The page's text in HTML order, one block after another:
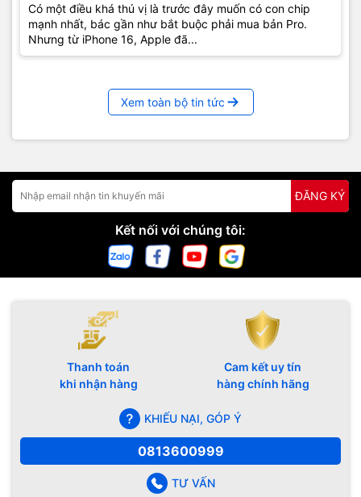
Có một điều khá thú vị là trước đây muốn có con chip
mạnh nhất, bác gần như bắt buộc phải mua bản Pro.
Nhưng từ iPhone 16, Apple đã...
Xem toàn bộ tin tức
ĐĂNG KÝ
Kết nối với chúng tôi:
Thanh toán
khi nhận hàng
Cam kết uy tín
hàng chính hãng
KHIẾU NẠI, GÓP Ý
0813600999
TƯ VẤN